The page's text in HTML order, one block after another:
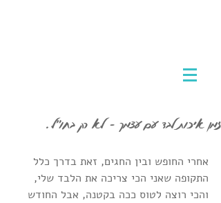
זמן איכות לבד עם עצמך – לא רק בחו"ל.
אחרי החופש ובין החגים, זאת בדרך כלל
התקופה שאני הכי צריכה את הלבד שלי,
והכי רוצה לטוס ככה בקטנה, אבל החודש